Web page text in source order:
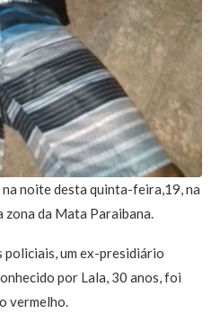
noite desta quinta-feira,19, na
zona da Mata Paraibana.
policiais, um ex-presidiário
por Lala, 30 anos, foi
vermelho.